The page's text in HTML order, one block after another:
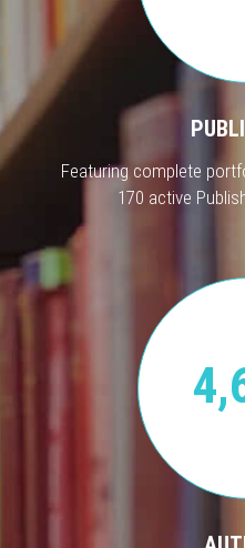
Featuring complete
170 active